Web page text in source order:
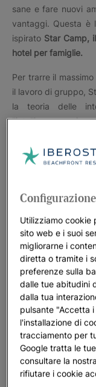
sane e fare nuovi
vantaggi. Questa è
ispirato Star Camp,
hotel per famiglie.
Per trarre il
il lavoro di gruppo,
la teoria delle
l’intelligenza si
In questo modo
collaborare tra loro
In Star Camp,
di viaggiare con i
Consultate le
camera e godetevi
sapere che i vostri
Utilizziamo cookie
sito web e i suoi
migliorarne i
diretta o tramite i
preferenze sulla
dalle tue abitudini
dalla tua
pulsante "Accetta
l'installazione di
tracciamento per
Google tratta le
consultare la nostra
rifiutare i cookie